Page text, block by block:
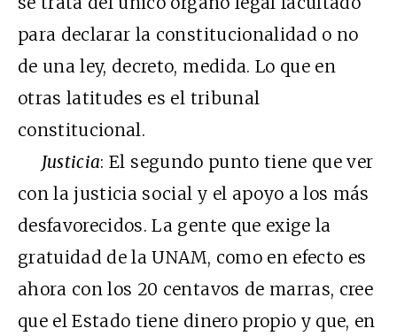
para declarar la constitucionalidad o no
de una ley, decreto, medida. Lo que en
otras latitudes es el tribunal
constitucional.
Justicia: El segundo punto tiene que ver
con la justicia social y el apoyo a los más
desfavorecidos. La gente que exige la
gratuidad de la UNAM, como en efecto es
ahora con los 20 centavos de marras, cree
que el Estado tiene dinero propio y que, en